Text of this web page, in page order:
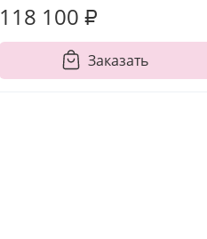
118 100 ₽
Заказать